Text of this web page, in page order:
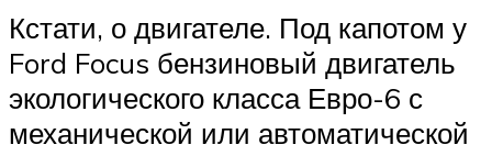
Кстати, о двигателе. Под капотом у
Ford Focus бензиновый двигатель
экологического класса Евро-6 с
механической или автоматической